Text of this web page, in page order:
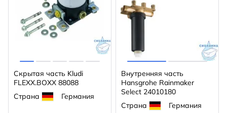
Скрытая часть Kludi
FLEXX.BOXX 88088
Страна
Германия
Внутренняя часть
Hansgrohe Rainmaker
Select 24010180
Страна
Германия